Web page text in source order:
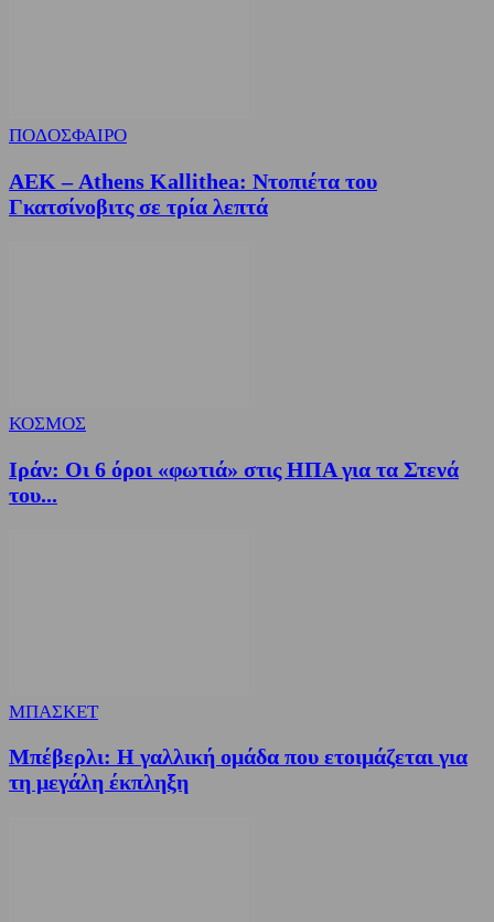
ΠΟΔΟΣΦΑΙΡΟ
ΑΕΚ – Athens Kallithea: Ντοπιέτα του
Γκατσίνοβιτς σε τρία λεπτά
ΚΟΣΜΟΣ
Ιράν: Οι 6 όροι «φωτιά» στις ΗΠΑ για τα Στενά
του...
ΜΠΑΣΚΕΤ
Μπέβερλι: Η γαλλική ομάδα που ετοιμάζεται για
τη μεγάλη έκπληξη